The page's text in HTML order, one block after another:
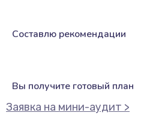
Составлю рекомендации
Вы получите готовый план
Заявка на мини-аудит >